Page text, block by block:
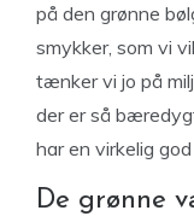
på den grønne
smykker, som vi
tænker vi jo på
der er så
har en virkelig
De grønne